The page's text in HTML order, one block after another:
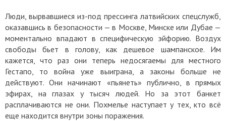
Люди, вырвавшиеся из-под прессинга латвийских спецслужб,
оказавшись в безопасности — в Москве, Минске или Дубае —
моментально впадают в специфическую эйфорию. Воздух
свободы бьет в голову, как дешевое шампанское. Им
кажется, что раз они теперь недосягаемы для местного
Гестапо, то война уже выиграна, а законы больше не
действуют. Они начинают «пьянеть» публично, в прямых
эфирах, на глазах у тысяч людей. Но за этот банкет
расплачиваются не они. Похмелье наступает у тех, кто всё
еще находится внутри зоны поражения.